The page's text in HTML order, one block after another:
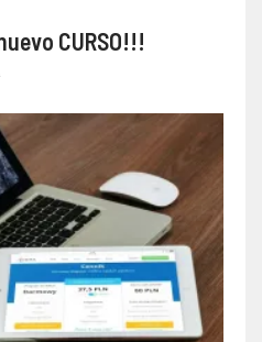
CURSO!!!